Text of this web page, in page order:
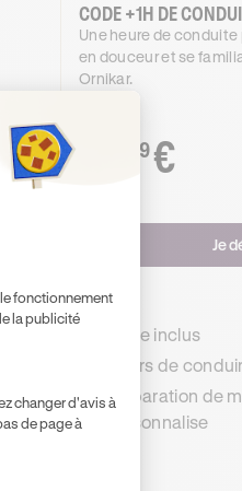
CODE +1H DE
Une heure de
en douceur et se
Ornikar.
.99€
Je
Inclus
Code inclus
Cours de
Préparation de
personnalise
:
fonctionnement
la publicité
changer d'avis à
de page à